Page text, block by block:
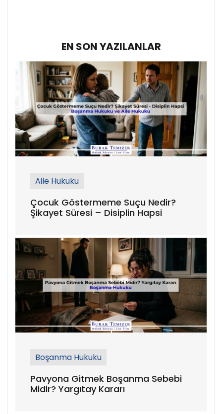
EN SON YAZILANLAR
Aile Hukuku
Çocuk Göstermeme Suçu Nedir?
Şikayet Süresi – Disiplin Hapsi
Boşanma Hukuku
Pavyona Gitmek Boşanma Sebebi
Midir? Yargıtay Kararı